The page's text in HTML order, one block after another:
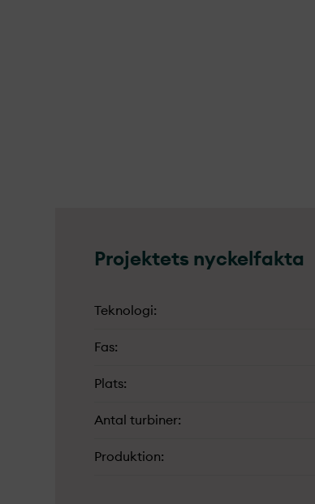
Projekt­ets nyckelfakta
Teknologi
Fas
Plats
Antal turbiner
Produktion